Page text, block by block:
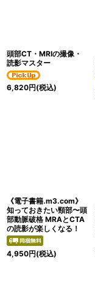
頭部CT・MRIの撮像・
読影マスター
6,820円(税込)
《電子書籍.m3.com》
知っておきたい頸部〜頭
部動脈破格 MRAとCTA
の読影が楽しくなる！
4,950円(税込)